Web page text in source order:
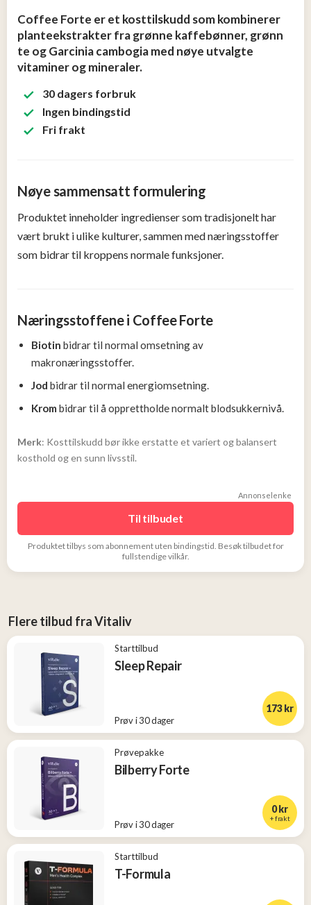
Coffee Forte er et kosttilskudd som kombinerer
planteekstrakter fra grønne kaffebønner, grønn
te og Garcinia cambogia med nøye utvalgte
vitaminer og mineraler.
30 dagers forbruk
Ingen bindingstid
Fri frakt
Nøye sammensatt formulering
Produktet inneholder ingredienser som tradisjonelt har
vært brukt i ulike kulturer, sammen med næringsstoffer
som bidrar til kroppens normale funksjoner.
Næringsstoffene i Coffee Forte
Biotin bidrar til normal omsetning av
makronæringsstoffer.
Jod bidrar til normal energiomsetning.
Krom bidrar til å opprettholde normalt blodsukkernivå.
Merk: Kosttilskudd bør ikke erstatte et variert og balansert
kosthold og en sunn livsstil.
Annonselenke
Til tilbudet
Produktet tilbys som abonnement uten bindingstid. Besøk tilbudet for
fullstendige vilkår.
Flere tilbud fra Vitaliv
Starttilbud
Sleep Repair
Prøv i 30 dager
173 kr
Prøvepakke
Bilberry Forte
Prøv i 30 dager
0 kr
+ frakt
Starttilbud
T-Formula
penger
13
Konkurranser
Populære
tilbud